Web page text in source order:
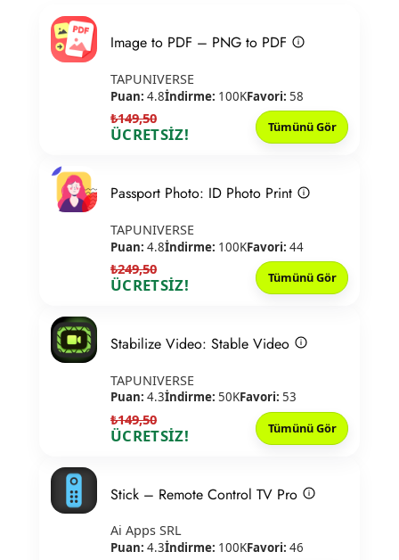
Image to PDF – PNG to PDF
TAPUNIVERSE
Puan: 4.8İndirme: 100KFavori: 58
₺149,50
ÜCRETSİZ! Tümünü Gör
Passport Photo: ID Photo Print
TAPUNIVERSE
Puan: 4.8İndirme: 100KFavori: 44
₺249,50
ÜCRETSİZ! Tümünü Gör
Stabilize Video: Stable Video
TAPUNIVERSE
Puan: 4.3İndirme: 50KFavori: 53
₺149,50
ÜCRETSİZ! Tümünü Gör
Stick – Remote Control TV Pro
Ai Apps SRL
Puan: 4.3İndirme: 100KFavori: 46